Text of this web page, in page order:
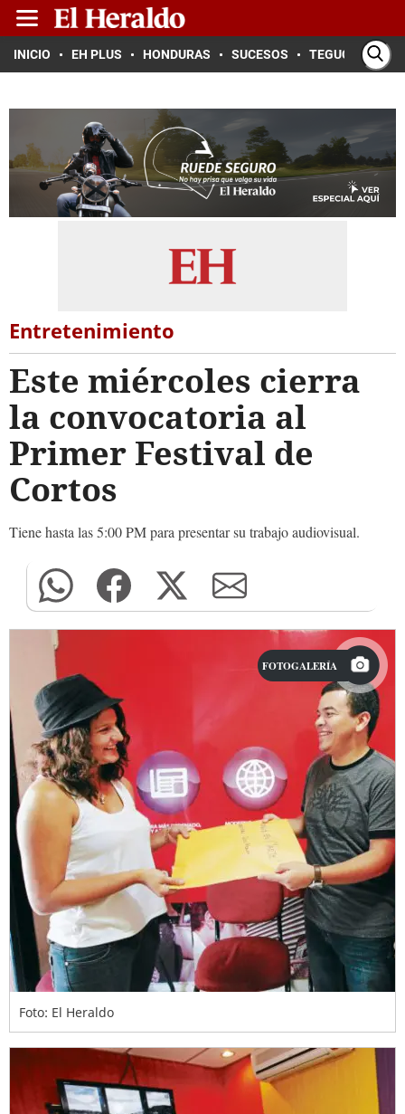
INICIO EH PLUS HONDURAS SUCESOS TEGUCIGALPA
Entretenimiento
Este miércoles cierra
la convocatoria al
Primer Festival de
Cortos
Tiene hasta las 5:00 PM para presentar su trabajo audiovisual.
FOTOGALERÍA
Foto: El Heraldo